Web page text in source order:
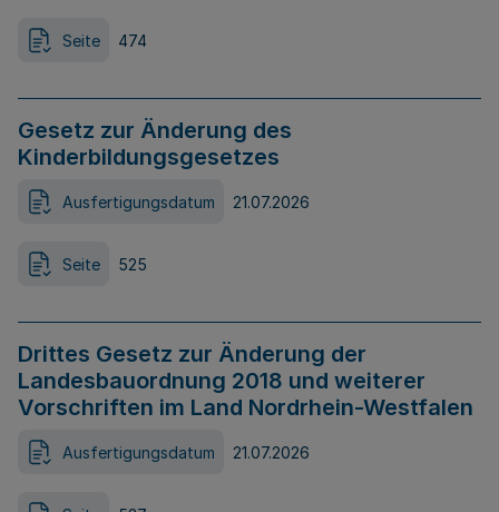
Seite 474
Gesetz zur Änderung des
Kinderbildungsgesetzes
Ausfertigungsdatum 21.07.2026
Seite 525
Drittes Gesetz zur Änderung der
Landesbauordnung 2018 und weiterer
Vorschriften im Land Nordrhein-Westfalen
Ausfertigungsdatum 21.07.2026